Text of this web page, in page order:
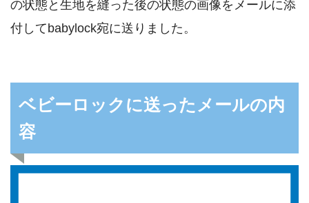
の状態と生地を縫った後の状態の画像をメールに添
付してbabylock宛に送りました。
ベビーロックに送ったメールの内
容